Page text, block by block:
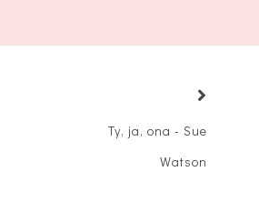
Ty, ja, ona - Sue
Watson